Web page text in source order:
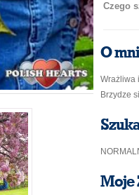
Czego
O
Wrażliwa
Brzydze
Moje